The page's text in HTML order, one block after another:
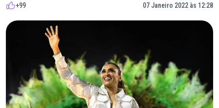
+99 07 Janeiro 2022 às 12:28